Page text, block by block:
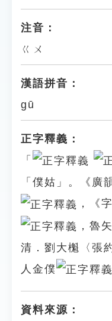
注音：
ㄍㄨ
漢語拼音：
gū
正字釋義：
「
「僕姑」。《廣
，《
，魯
清．劉大櫆〈張
人金僕
資料來源：